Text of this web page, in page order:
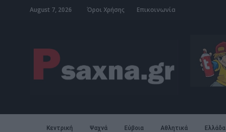
August 7, 2026 Όροι Χρήσης Επικοινωνία
Κεντρική Ψαχνά Εύβοια Αθλητικά Ελλάδα